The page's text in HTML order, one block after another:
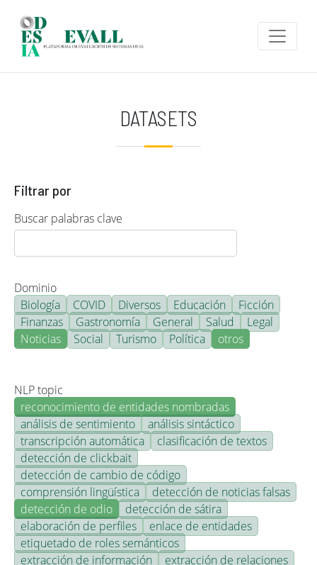
DATASETS
Filtrar por
Buscar palabras clave
Dominio
Biología
COVID Diversos Educación
Ficción
Finanzas
Gastronomía General Salud
Legal
Noticias
Social Turismo Política otros
NLP topic
reconocimiento de entidades nombradas
análisis de sentimiento
análisis sintáctico
transcripción automática
clasificación de textos
detección de clickbait
detección de cambio de código
comprensión lingüística
detección de noticias falsas
detección de odio
detección de sátira
elaboración de perfiles
enlace de entidades
etiquetado de roles semánticos
extracción de información
extracción de relaciones